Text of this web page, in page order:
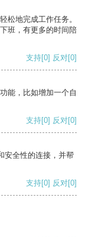
松地完成工作任务。
班，有更多的时间陪
支持[0] 反对[0]
能，比如增加一个自
支持[0] 反对[0]
安全性的连接，并帮
支持[0] 反对[0]